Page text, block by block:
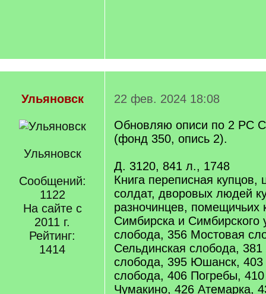
Ульяновск
Ульяновск
Сообщений:
1122
На сайте с
2011 г.
Рейтинг:
1414
22 фев. 2024 18:08
Обновляю описи по 2 РС
(фонд 350, опись 2).
Д. 3120, 841 л., 1748
Книга переписная купцов,
солдат, дворовых людей
разночинцев, помещичьих
Симбирска и Симбирского
слобода, 356 Мостовая
Сельдинская слобода, 381
слобода, 395 Юшанск, 403
слобода, 406 Погребы,
Чумакино, 426 Атемарка,